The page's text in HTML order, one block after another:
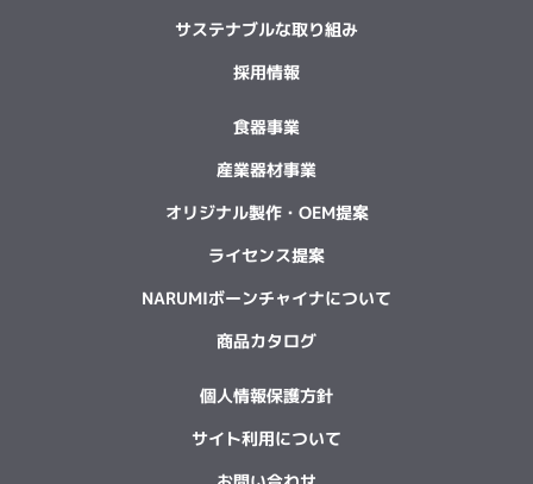
サステナブルな取り組み
採用情報
食器事業
産業器材事業
オリジナル製作・OEM提案
ライセンス提案
NARUMIボーンチャイナについて
商品カタログ
個人情報保護方針
サイト利用について